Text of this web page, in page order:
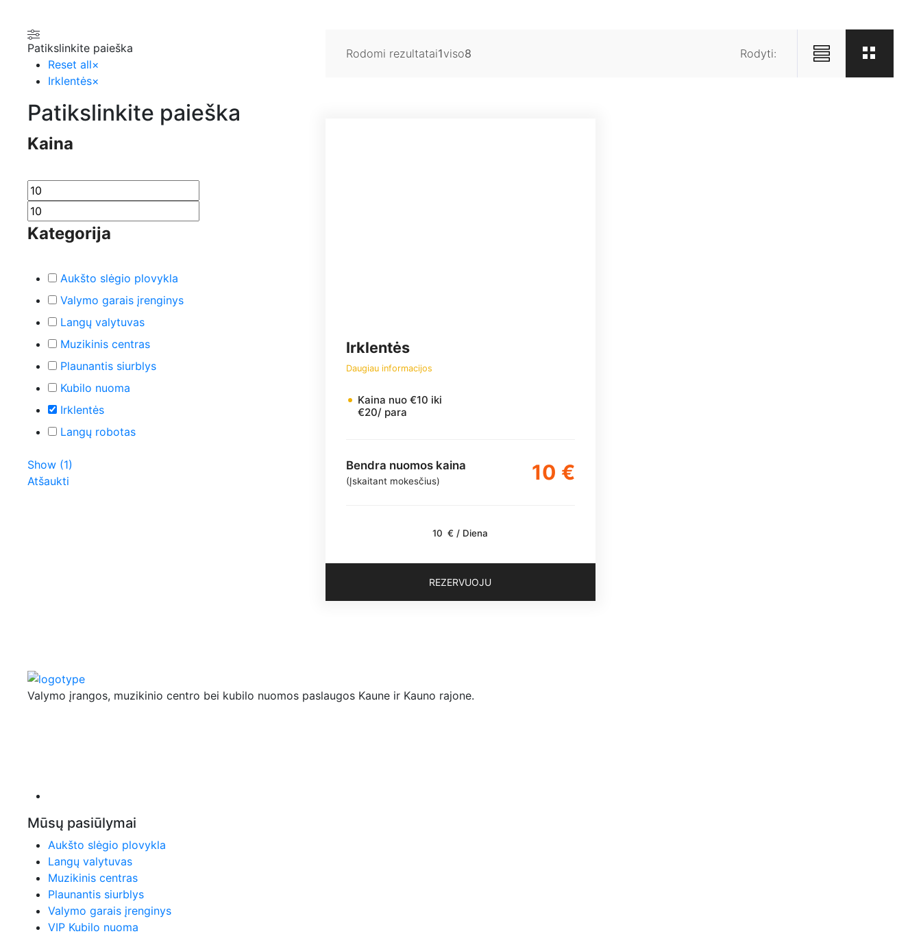
Patikslinkite paieška
Reset all×
Irklentės×
Patikslinkite paieška
Kaina
Kategorija
Aukšto slėgio plovykla
Valymo garais įrenginys
Langų valytuvas
Muzikinis centras
Plaunantis siurblys
Kubilo nuoma
Irklentės
Langų robotas
Show (1)
Atšaukti
Rodomi rezultatai1viso8 Rodyti:
Irklentės
Daugiau informacijos
Kaina nuo €10 iki
€20/ para
Bendra nuomos kaina
(Įskaitant mokesčius) 10
10 / Diena
REZERVUOJU
Valymo įrangos, muzikinio centro bei kubilo nuomos paslaugos Kaune ir Kauno rajone.
Mūsų pasiūlymai
Aukšto slėgio plovykla
Langų valytuvas
Muzikinis centras
Plaunantis siurblys
Valymo garais įrenginys
VIP Kubilo nuoma